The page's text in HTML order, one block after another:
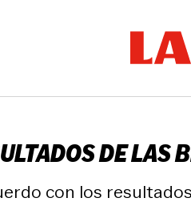
DE LAS
con los